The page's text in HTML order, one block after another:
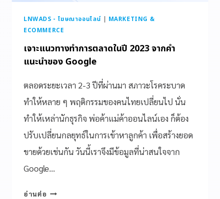
LNWADS - โฆษณาออนไลน์ | MARKETING &
ECOMMERCE
เจาะแนวทางทำการตลาดในปี 2023 จากคำ
แนะนำของ Google
ตลอดระยะเวลา 2-3 ปีที่ผ่านมา สภาวะโรคระบาด
ทำให้หลาย ๆ พฤติกรรมของคนไทยเปลี่ยนไป นั่น
ทำให้เหล่านักธุรกิจ พ่อค้าแม่ค้าออนไลน์เอง ก็ต้อง
ปรับเปลี่ยนกลยุทธ์ในการเข้าหาลูกค้า เพื่อสร้างยอด
ขายด้วยเช่นกัน วันนี้เราจึงมีข้อมูลที่น่าสนใจจาก
Google…
อ่านต่อ